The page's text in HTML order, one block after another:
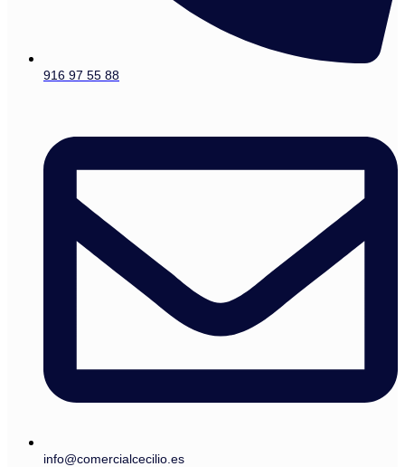
916 97 55 88
info@comercialcecilio.es